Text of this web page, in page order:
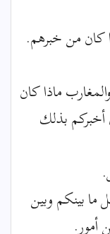
كان من خبرهم.
ماذا كان
بذلك
بينكم وبين
أمور.